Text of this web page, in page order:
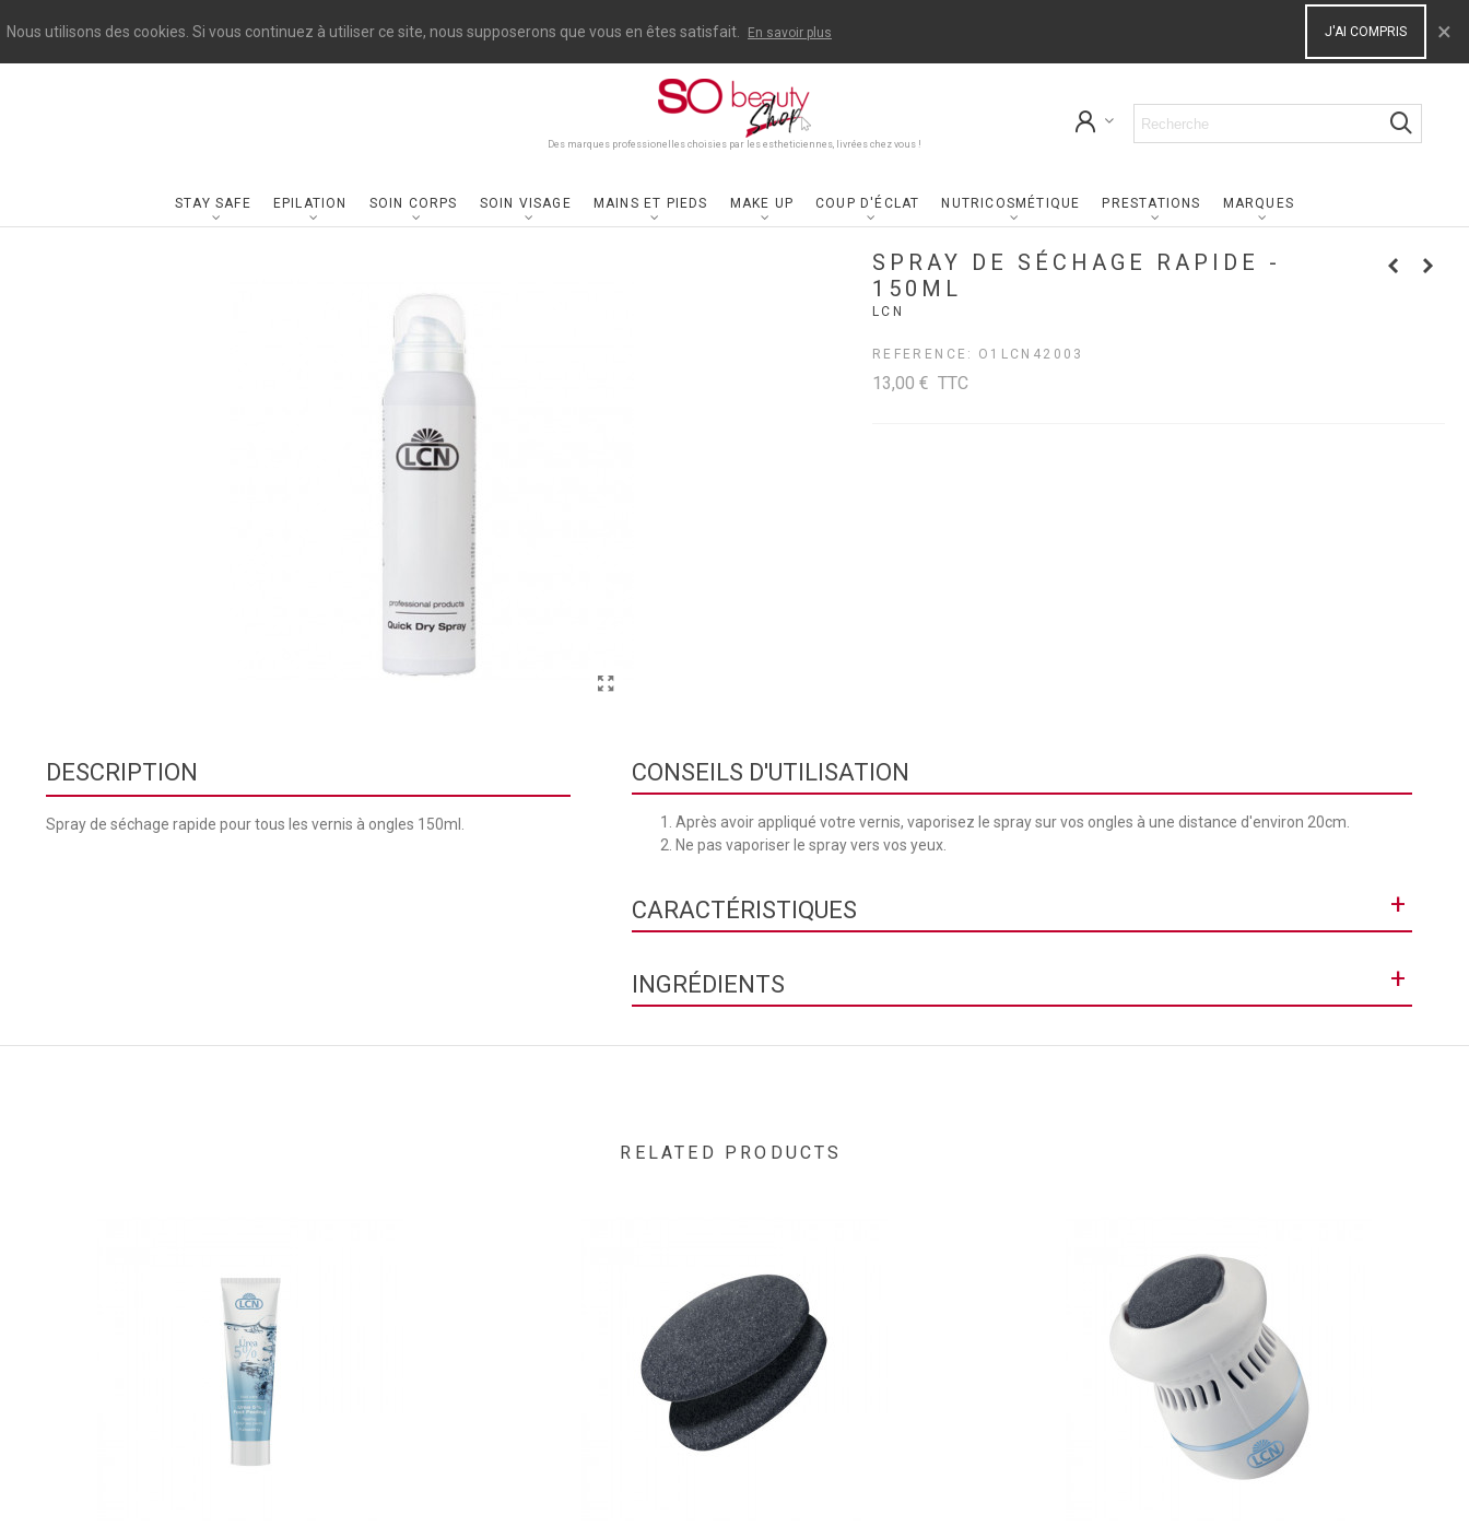
Nous utilisons des cookies. Si vous continuez à utiliser ce site, nous supposerons que vous en êtes satisfait. En savoir plus J'AI COMPRIS ×
Des marques professionelles choisies par les estheticiennes, livrées chez vous !
STAY SAFE EPILATION SOIN CORPS SOIN VISAGE MAINS ET PIEDS MAKE UP COUP D'ÉCLAT NUTRICOSMÉTIQUE PRESTATIONS MARQUES
SPRAY DE SÉCHAGE RAPIDE -
150ML
LCN
REFERENCE: O1LCN42003
13,00 € TTC
DESCRIPTION
Spray de séchage rapide pour tous les vernis à ongles 150ml.
CONSEILS D'UTILISATION
Après avoir appliqué votre vernis, vaporisez le spray sur vos ongles à une distance d'environ 20cm.
Ne pas vaporiser le spray vers vos yeux.
CARACTÉRISTIQUES +
Contenance
INGRÉDIENTS +
RELATED PRODUCTS